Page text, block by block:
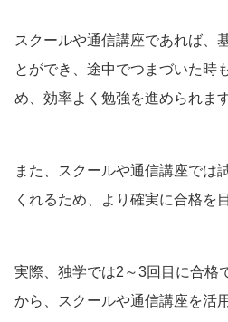
スクールや通信講座であれば、
とができ、途中でつまづいた時
め、効率よく勉強を進められます
また、スクールや通信講座では
くれるため、より確実に合格を
実際、独学では2～3回目に合格
から、スクールや通信講座を活